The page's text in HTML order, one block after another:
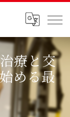
療と交
める最